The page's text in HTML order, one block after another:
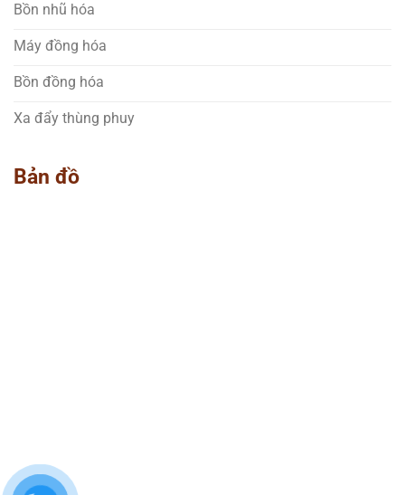
Bồn nhũ hóa
Máy đồng hóa
Bồn đồng hóa
Xa đẩy thùng phuy
Bản đồ